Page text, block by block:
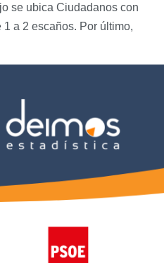
se ubica Ciudadanos con
a 2 escaños. Por último,